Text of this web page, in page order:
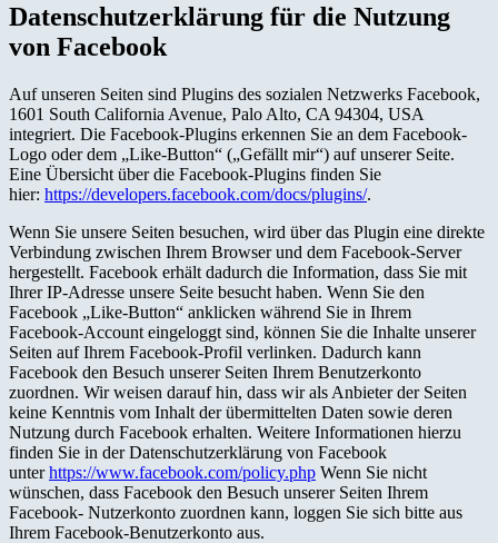
Datenschutzerklärung für die Nutzung
von Facebook
Auf unseren Seiten sind Plugins des sozialen Netzwerks Facebook,
1601 South California Avenue, Palo Alto, CA 94304, USA
integriert. Die Facebook-Plugins erkennen Sie an dem Facebook-
Logo oder dem „Like-Button“ („Gefällt mir“) auf unserer Seite.
Eine Übersicht über die Facebook-Plugins finden Sie
hier: https://developers.facebook.com/docs/plugins/.
Wenn Sie unsere Seiten besuchen, wird über das Plugin eine direkte
Verbindung zwischen Ihrem Browser und dem Facebook-Server
hergestellt. Facebook erhält dadurch die Information, dass Sie mit
Ihrer IP-Adresse unsere Seite besucht haben. Wenn Sie den
Facebook „Like-Button“ anklicken während Sie in Ihrem
Facebook-Account eingeloggt sind, können Sie die Inhalte unserer
Seiten auf Ihrem Facebook-Profil verlinken. Dadurch kann
Facebook den Besuch unserer Seiten Ihrem Benutzerkonto
zuordnen. Wir weisen darauf hin, dass wir als Anbieter der Seiten
keine Kenntnis vom Inhalt der übermittelten Daten sowie deren
Nutzung durch Facebook erhalten. Weitere Informationen hierzu
finden Sie in der Datenschutzerklärung von Facebook
unterhttps://www.facebook.com/policy.php Wenn Sie nicht
wünschen, dass Facebook den Besuch unserer Seiten Ihrem
Facebook- Nutzerkonto zuordnen kann, loggen Sie sich bitte aus
Ihrem Facebook-Benutzerkonto aus.